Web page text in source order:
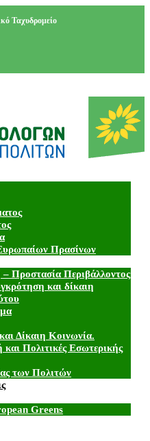
Πρασίνων
Προστασία Περιβάλλοντος
και δίκαιη
Δίκαιη Κοινωνία.
Πολιτικές Εσωτερικής
των Πολιτών
Greens